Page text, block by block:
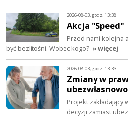
2026-08-03, godz. 13:38
Akcja "Speed"
Przed nami kolejna
być bezlitośni. Wobec kogo? » więcej
2026-08-03, godz. 13:33
Zmiany w
Projekt
decyzji zamiast